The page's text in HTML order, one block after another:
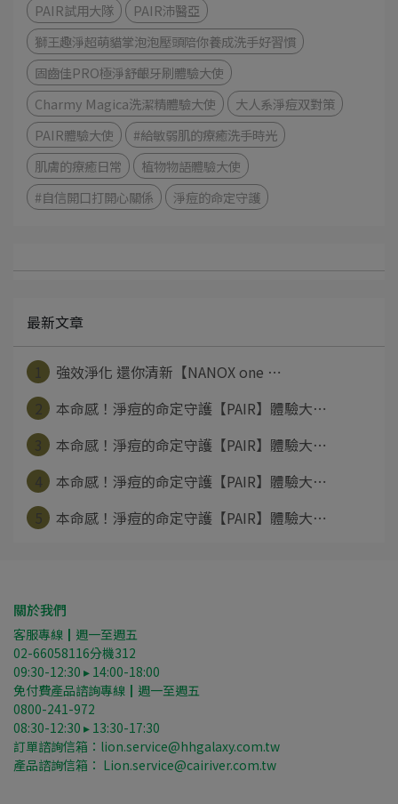
PAIR試用大隊
PAIR沛醫亞
獅王趣淨超萌貓掌泡泡壓頭陪你養成洗手好習慣
固齒佳PRO極淨舒齦牙刷體驗大使
Charmy Magica洗潔精體驗大使
大人系淨痘双對策
PAIR體驗大使
#給敏弱肌的療癒洗手時光
肌膚的療癒日常
植物物語體驗大使
#自信開口打開心關係
淨痘的命定守護
最新文章
強效淨化 還你清新【NANOX one ⋯
本命感！淨痘的命定守護【PAIR】體驗大⋯
本命感！淨痘的命定守護【PAIR】體驗大⋯
本命感！淨痘的命定守護【PAIR】體驗大⋯
本命感！淨痘的命定守護【PAIR】體驗大⋯
關於我們
客服專線┃週一至週五
02-66058116分機312
09:30-12:30 ▸ 14:00-18:00
免付費產品諮詢專線┃週一至週五
0800-241-972
08:30-12:30 ▸ 13:30-17:30
訂單諮詢信箱：lion.service@hhgalaxy.com.tw
產品諮詢信箱： Lion.service@cairiver.com.tw